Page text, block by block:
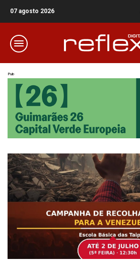
07 agosto 2026
Pub